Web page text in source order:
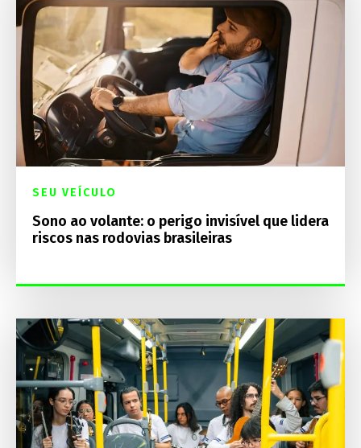
SEU VEÍCULO
Sono ao volante: o perigo invisível que lidera
riscos nas rodovias brasileiras